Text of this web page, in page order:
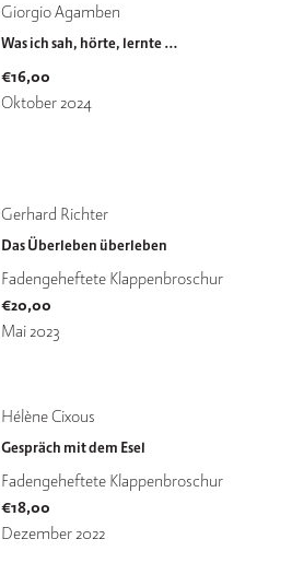
Giorgio Agamben
Was ich sah, hörte, lernte …
€16,00
Oktober 2024
Gerhard Richter
Das Überleben überleben
Fadengeheftete Klappenbroschur
€20,00
Mai 2023
Hélène Cixous
Gespräch mit dem Esel
Fadengeheftete Klappenbroschur
€18,00
Dezember 2022